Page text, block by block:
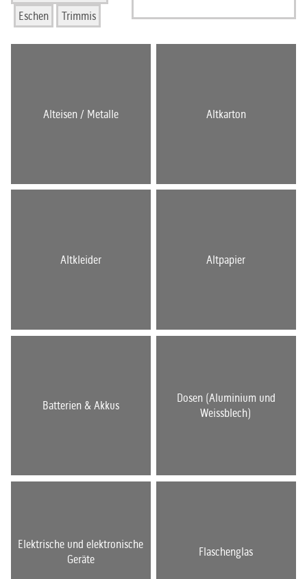
Eschen
Trimmis
Alteisen / Metalle Altkarton
Altkleider Altpapier
Batterien & Akkus
Dosen (Aluminium und
Weissblech)
Elektrische und elektronische
Geräte
Flaschenglas